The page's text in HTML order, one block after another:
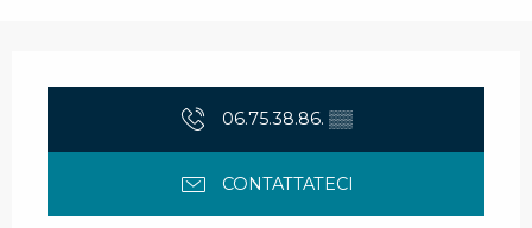
06.75.38.86. ▒▒
CONTATTATECI